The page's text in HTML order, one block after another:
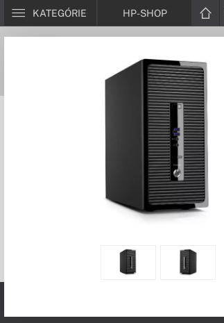
KATEGÓRIE HP-SHOP